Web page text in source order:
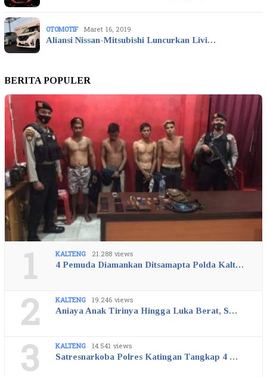
OTOMOTIF Maret 16, 2019
Aliansi Nissan-Mitsubishi Luncurkan Livi…
BERITA POPULER
1 KALTENG 21.288 views
4 Pemuda Diamankan Ditsamapta Polda Kalt…
2 KALTENG 19.246 views
Aniaya Anak Tirinya Hingga Luka Berat, S…
3 KALTENG 14.541 views
Satresnarkoba Polres Katingan Tangkap 4 …